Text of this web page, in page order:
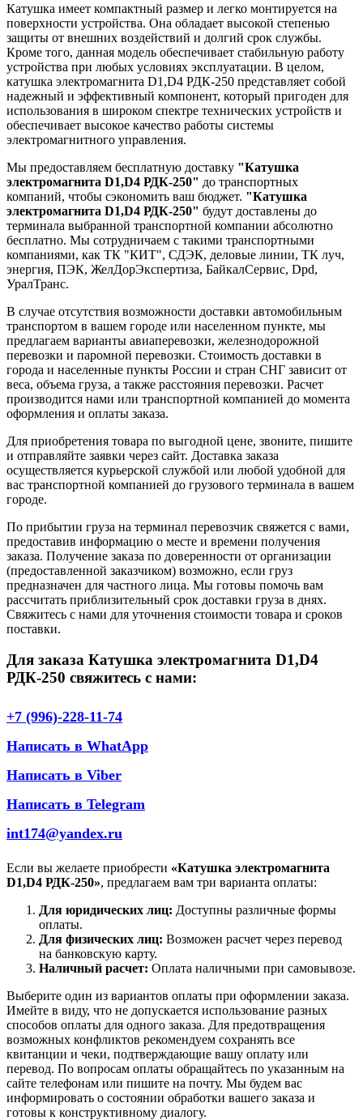
Катушка имеет компактный размер и легко монтируется на
поверхности устройства. Она обладает высокой степенью
защиты от внешних воздействий и долгий срок службы.
Кроме того, данная модель обеспечивает стабильную работу
устройства при любых условиях эксплуатации. В целом,
катушка электромагнита D1,D4 РДК-250 представляет собой
надежный и эффективный компонент, который пригоден для
использования в широком спектре технических устройств и
обеспечивает высокое качество работы системы
электромагнитного управления.
Мы предоставляем бесплатную доставку "Катушка
электромагнита D1,D4 РДК-250" до транспортных
компаний, чтобы сэкономить ваш бюджет. "Катушка
электромагнита D1,D4 РДК-250" будут доставлены до
терминала выбранной транспортной компании абсолютно
бесплатно. Мы сотрудничаем с такими транспортными
компаниями, как ТК "КИТ", СДЭК, деловые линии, ТК луч,
энергия, ПЭК, ЖелДорЭкспертиза, БайкалСервис, Dpd,
УралТранс.
В случае отсутствия возможности доставки автомобильным
транспортом в вашем городе или населенном пункте, мы
предлагаем варианты авиаперевозки, железнодорожной
перевозки и паромной перевозки. Стоимость доставки в
города и населенные пункты России и стран СНГ зависит от
веса, объема груза, а также расстояния перевозки. Расчет
производится нами или транспортной компанией до момента
оформления и оплаты заказа.
Для приобретения товара по выгодной цене, звоните, пишите
и отправляйте заявки через сайт. Доставка заказа
осуществляется курьерской службой или любой удобной для
вас транспортной компанией до грузового терминала в вашем
городе.
По прибытии груза на терминал перевозчик свяжется с вами,
предоставив информацию о месте и времени получения
заказа. Получение заказа по доверенности от организации
(предоставленной заказчиком) возможно, если груз
предназначен для частного лица. Мы готовы помочь вам
рассчитать приблизительный срок доставки груза в днях.
Свяжитесь с нами для уточнения стоимости товара и сроков
поставки.
Для заказа Катушка электромагнита D1,D4
РДК-250 свяжитесь с нами:
+7 (996)-228-11-74
Написать в WhatApp
Написать в Viber
Написать в Telegram
int174@yandex.ru
Если вы желаете приобрести «Катушка электромагнита
D1,D4 РДК-250», предлагаем вам три варианта оплаты:
Для юридических лиц: Доступны различные формы
оплаты.
Для физических лиц: Возможен расчет через перевод
на банковскую карту.
Наличный расчет: Оплата наличными при самовывозе.
Выберите один из вариантов оплаты при оформлении заказа.
Имейте в виду, что не допускается использование разных
способов оплаты для одного заказа. Для предотвращения
возможных конфликтов рекомендуем сохранять все
квитанции и чеки, подтверждающие вашу оплату или
перевод. По вопросам оплаты обращайтесь по указанным на
сайте телефонам или пишите на почту. Мы будем вас
информировать о состоянии обработки вашего заказа и
готовы к конструктивному диалогу.